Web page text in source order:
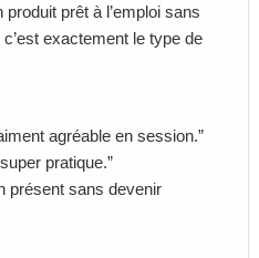
prêt à l’emploi sans
exactement le type de
agréable en session.”
pratique.”
présent sans devenir